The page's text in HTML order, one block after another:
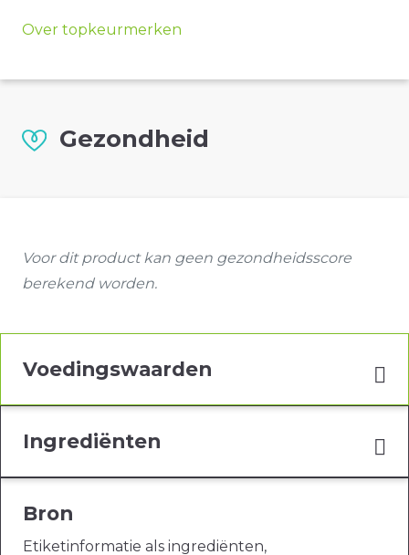
Over topkeurmerken
Gezondheid
Voor dit product kan geen gezondheidsscore
berekend worden.
Voedingswaarden
Ingrediënten
Bron
Etiketinformatie als ingrediënten,